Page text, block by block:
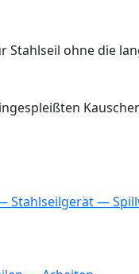
ohne die
Stahlseilgerät —